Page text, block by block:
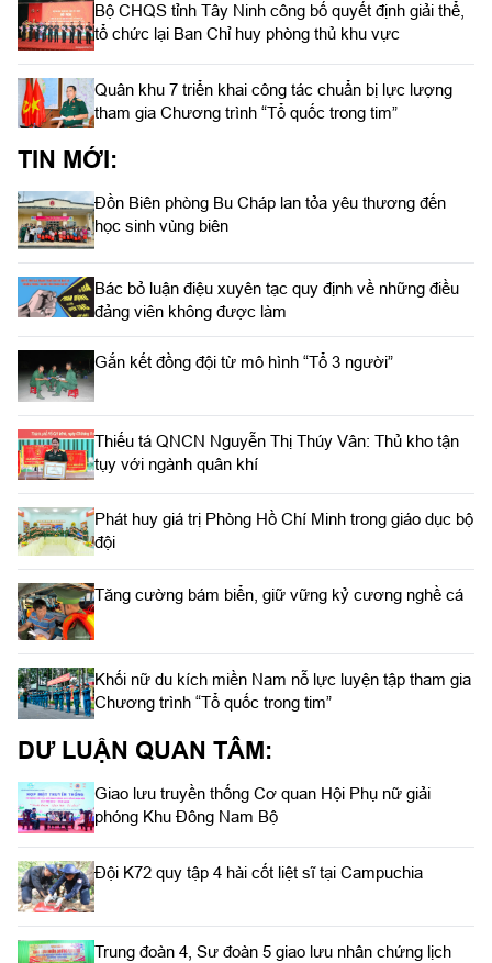
Bộ CHQS tỉnh Tây Ninh công bố quyết định giải thể,
tổ chức lại Ban Chỉ huy phòng thủ khu vực
Quân khu 7 triển khai công tác chuẩn bị lực lượng
tham gia Chương trình “Tổ quốc trong tim”
TIN MỚI:
Đồn Biên phòng Bu Cháp lan tỏa yêu thương đến
học sinh vùng biên
Bác bỏ luận điệu xuyên tạc quy định về những điều
đảng viên không được làm
Gắn kết đồng đội từ mô hình “Tổ 3 người”
Thiếu tá QNCN Nguyễn Thị Thúy Vân: Thủ kho tận
tụy với ngành quân khí
Phát huy giá trị Phòng Hồ Chí Minh trong giáo dục bộ
đội
Tăng cường bám biển, giữ vững kỷ cương nghề cá
Khối nữ du kích miền Nam nỗ lực luyện tập tham gia
Chương trình “Tổ quốc trong tim”
DƯ LUẬN QUAN TÂM:
Giao lưu truyền thống Cơ quan Hội Phụ nữ giải
phóng Khu Đông Nam Bộ
Đội K72 quy tập 4 hài cốt liệt sĩ tại Campuchia
Trung đoàn 4, Sư đoàn 5 giao lưu nhân chứng lịch